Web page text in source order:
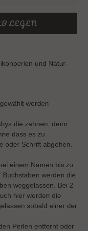
LEGEN
und Natur-
werden
die zahnen, denn
dass es zu
oder Schrift abgehen.
einem Namen bis zu
werden die
weggelassen. Bei 2
hier werden die
sobald einer der
Perlen entfernt oder